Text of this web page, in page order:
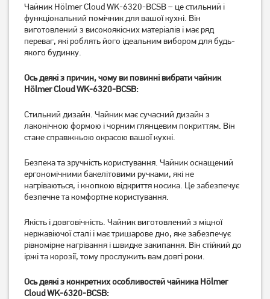
Чайник Magio MG-1193 3л
849грн
Чайник Ringel Grey Line 2.5
л
Чайник Resto Perseus
1 049грн
Чайник Resto Gemini 90601
1 049грн
Чайник Hölmer Cloud WK-6320-BCSB – це стильний і
функціональний помічник для вашої кухні. Він
виготовлений з високоякісних матеріалів і має ряд
переваг, які роблять його ідеальним вибором для будь-
якого будинку.
Ось деякі з причин, чому ви повинні вибрати чайник
Hölmer Cloud WK-6320-BCSB:
Стильний дизайн. Чайник має сучасний дизайн з
лаконічною формою і чорним глянцевим покриттям. Він
стане справжньою окрасою вашої кухні.
Безпека та зручність користування. Чайник оснащений
ергономічними бакелітовими ручками, які не
нагріваються, і кнопкою відкриття носика. Це забезпечує
безпечне та комфортне користування.
Якість і довговічність. Чайник виготовлений з міцної
нержавіючої сталі і має тришарове дно, яке забезпечує
рівномірне нагрівання і швидке закипання. Він стійкий до
іржі та корозії, тому прослужить вам довгі роки.
Ось деякі з конкретних особливостей чайника Hölmer
Cloud WK-6320-BCSB: